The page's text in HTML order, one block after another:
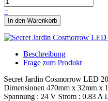
+
In den Warenkorb
Beschreibung
Frage zum Produkt
Secret Jardin Cosmorrow LED
Dimensionen 470mm x 32mm x
Spannung : 24 V Strom : 0.83 A